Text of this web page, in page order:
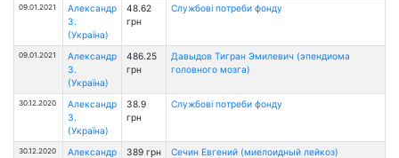
09.01.2021
Александр
З.
(Україна)
48.62
грн
Службові потреби фонду
09.01.2021
Александр
З.
(Україна)
486.25
грн
Давыдов Тигран Эмилевич (эпендиома
головного мозга)
30.12.2020
Александр
З.
(Україна)
38.9
грн
Службові потреби фонду
30.12.2020
Александр
389 грн Сечин Евгений (миелоидный лейкоз)